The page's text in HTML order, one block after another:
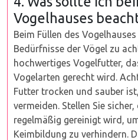
Vogelhauses
Beim Füllen des
Bedürfnisse der Vögel zu
hochwertiges Vogelfutter,
Vogelarten gerecht wird.
Futter trocken und sauber
vermeiden. Stellen Sie
regelmäßig gereinigt wird,
Keimbildung zu verhindern.